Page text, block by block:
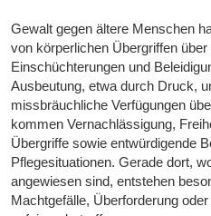
Gewalt gegen ältere Menschen
von körperlichen Übergriffen
Einschüchterungen und
Ausbeutung, etwa durch Druck,
missbräuchliche Verfügungen
kommen Vernachlässigung,
Übergriffe sowie entwürdigende
Pflegesituationen. Gerade dort,
angewiesen sind, entstehen
Machtgefälle, Überforderung